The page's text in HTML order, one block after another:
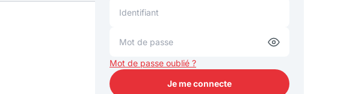
Mot de passe oublié ?
Je me connecte